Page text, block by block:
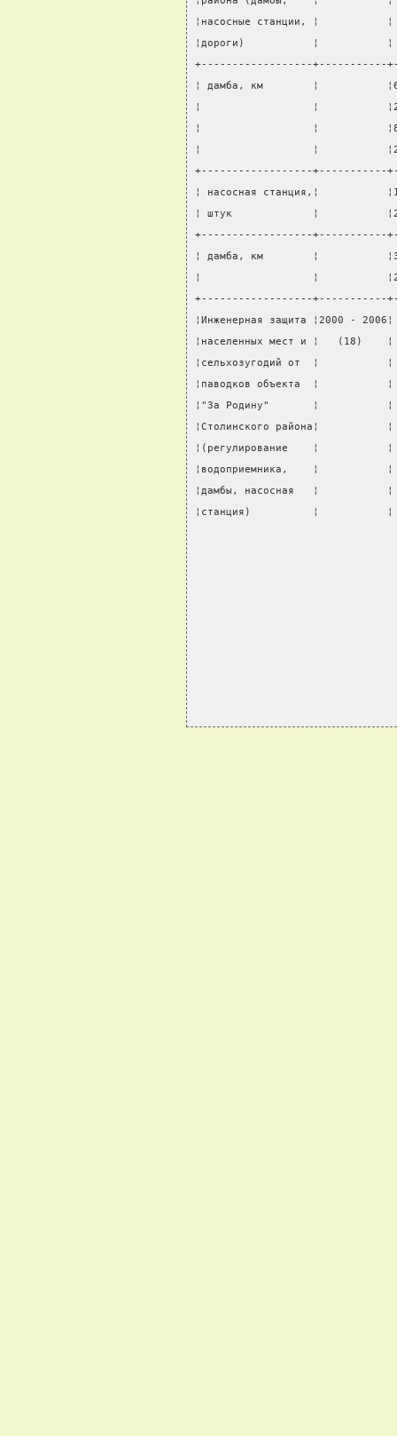
¦насосные станции, ¦
¦дороги)           ¦
+------------------+-----------
¦ дамба, км        ¦
¦                  ¦
¦                  ¦
¦                  ¦
+------------------+-----------
¦ насосная станция,¦
¦ штук             ¦
+------------------+-----------
¦ дамба, км        ¦
¦                  ¦
+------------------+-----------
¦Инженерная защита ¦2000
¦населенных мест и ¦
¦сельхозугодий от  ¦
¦паводков объекта  ¦
¦"За Родину"       ¦
¦Столинского
¦(регулирование    ¦
¦водоприемника,    ¦
¦дамбы, насосная   ¦
¦станция)          ¦